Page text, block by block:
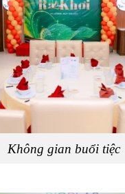
Không gian buổi tiệc